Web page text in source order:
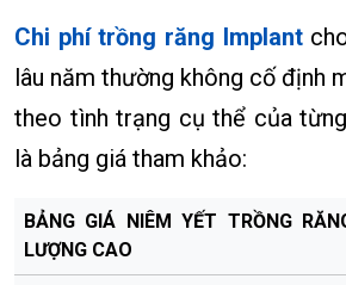
Chi phí trồng răng Implant
lâu năm thường không cố định
theo tình trạng cụ thể của
là bảng giá tham khảo:
BẢNG GIÁ NIÊM YẾT TRỒNG
LƯỢNG CAO